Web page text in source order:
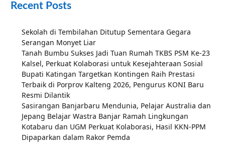
Recent Posts
Sekolah di Tembilahan Ditutup Sementara Gegara
Serangan Monyet Liar
Tanah Bumbu Sukses Jadi Tuan Rumah TKBS PSM Ke-23
Kalsel, Perkuat Kolaborasi untuk Kesejahteraan Sosial
Bupati Katingan Targetkan Kontingen Raih Prestasi
Terbaik di Porprov Kalteng 2026, Pengurus KONI Baru
Resmi Dilantik
Sasirangan Banjarbaru Mendunia, Pelajar Australia dan
Jepang Belajar Wastra Banjar Ramah Lingkungan
Kotabaru dan UGM Perkuat Kolaborasi, Hasil KKN-PPM
Dipaparkan dalam Rakor Pemda